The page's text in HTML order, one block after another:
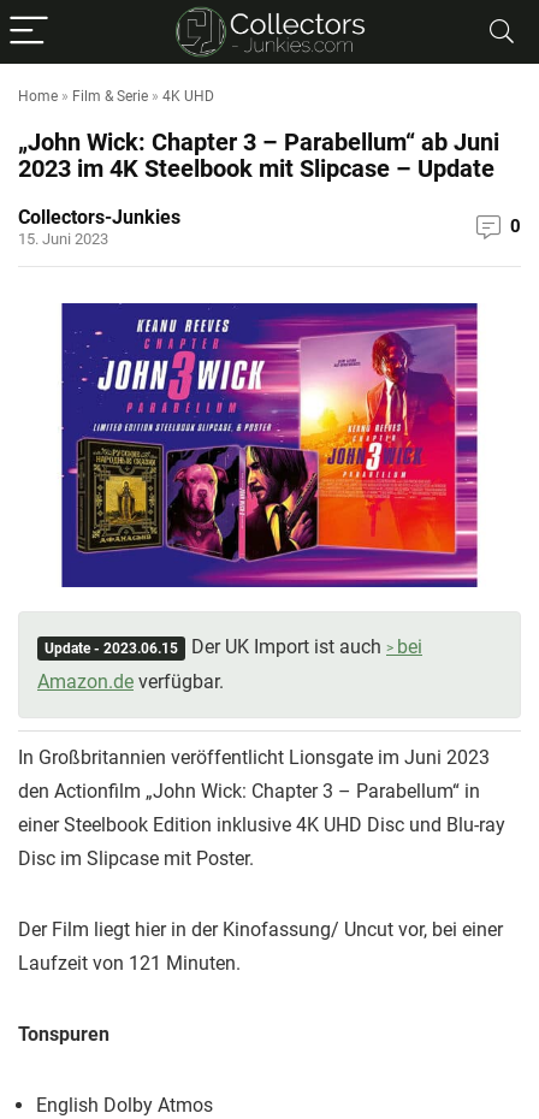
Home » Film & Serie » 4K UHD
„John Wick: Chapter 3 – Parabellum“ ab Juni
2023 im 4K Steelbook mit Slipcase – Update
Collectors-Junkies
15. Juni 2023
0
Update - 2023.06.15 Der UK Import ist auch
bei
Amazon.de verfügbar.
In Großbritannien veröffentlicht Lionsgate im Juni 2023
den Actionfilm „John Wick: Chapter 3 – Parabellum“ in
einer Steelbook Edition inklusive 4K UHD Disc und Blu-ray
Disc im Slipcase mit Poster.
Der Film liegt hier in der Kinofassung/ Uncut vor, bei einer
Laufzeit von 121 Minuten.
Tonspuren
English Dolby Atmos